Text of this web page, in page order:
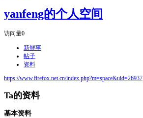
yanfeng的个人空间
访问量0
新鲜事
帖子
资料
https://www.firefox.net.cn/index.php?m=space&uid=26937
Ta的资料
基本资料